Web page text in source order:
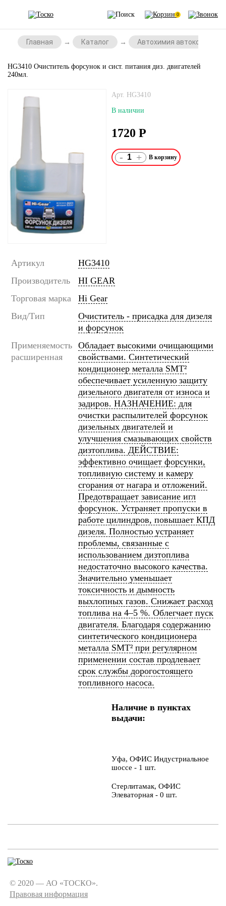
0
Главная Каталог Автохимия
HG3410 Очиститель форсунок и сист. питания диз. двигателей
240мл.
Арт. HG3410
В наличии
1720 Р
- +
Артикул
HG3410
Производитель
HI GEAR
Торговая марка
Hi Gear
Вид/Тип
Очиститель - присадка для дизеля
и форсунок
Применяемость
расширенная
Обладает высокими очищающими
свойствами. Синтетический
кондиционер металла SMT²
обеспечивает усиленную защиту
дизельного двигателя от износа и
задиров. НАЗНАЧЕНИЕ: для
очистки распылителей форсунок
дизельных двигателей и
улучшения смазывающих свойств
дизтоплива. ДЕЙСТВИЕ:
эффективно очищает форсунки,
топливную систему и камеру
сгорания от нагара и отложений.
Предотвращает зависание игл
форсунок. Устраняет пропуски в
работе цилиндров, повышает КПД
дизеля. Полностью устраняет
проблемы, связанные с
использованием дизтоплива
недостаточно высокого качества.
Значительно уменьшает
токсичность и дымность
выхлопных газов. Снижает расход
топлива на 4–5 %. Облегчает пуск
двигателя. Благодаря содержанию
синтетического кондиционера
металла SMT² при регулярном
применении состав продлевает
срок службы дорогостоящего
топливного насоса.
Наличие в пунктах
выдачи:
Уфа, ОФИС Индустриальное
шоссе - 1 шт.
Стерлитамак, ОФИС
Элеваторная - 0 шт.
© 2020 — АО «ТОСКО».
Правовая информация